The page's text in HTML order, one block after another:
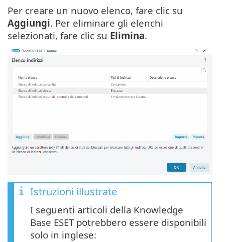
Per creare un nuovo elenco, fare clic su
Aggiungi. Per eliminare gli elenchi
selezionati, fare clic su Elimina.
Istruzioni illustrate
I seguenti articoli della Knowledge
Base ESET potrebbero essere disponibili
solo in inglese: